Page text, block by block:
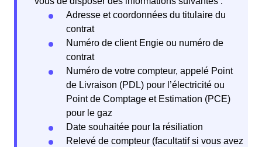
Adresse et coordonnées du titulaire du
contrat
Numéro de client Engie ou numéro de
contrat
Numéro de votre compteur, appelé Point
de Livraison (PDL) pour l’électricité ou
Point de Comptage et Estimation (PCE)
pour le gaz
Date souhaitée pour la résiliation
Relevé de compteur (facultatif si vous avez